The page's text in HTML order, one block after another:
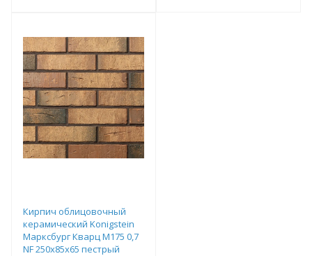
Кирпич облицовочный
керамический Konigstein
Марксбург Кварц М175 0,7
NF 250х85х65 пестрый